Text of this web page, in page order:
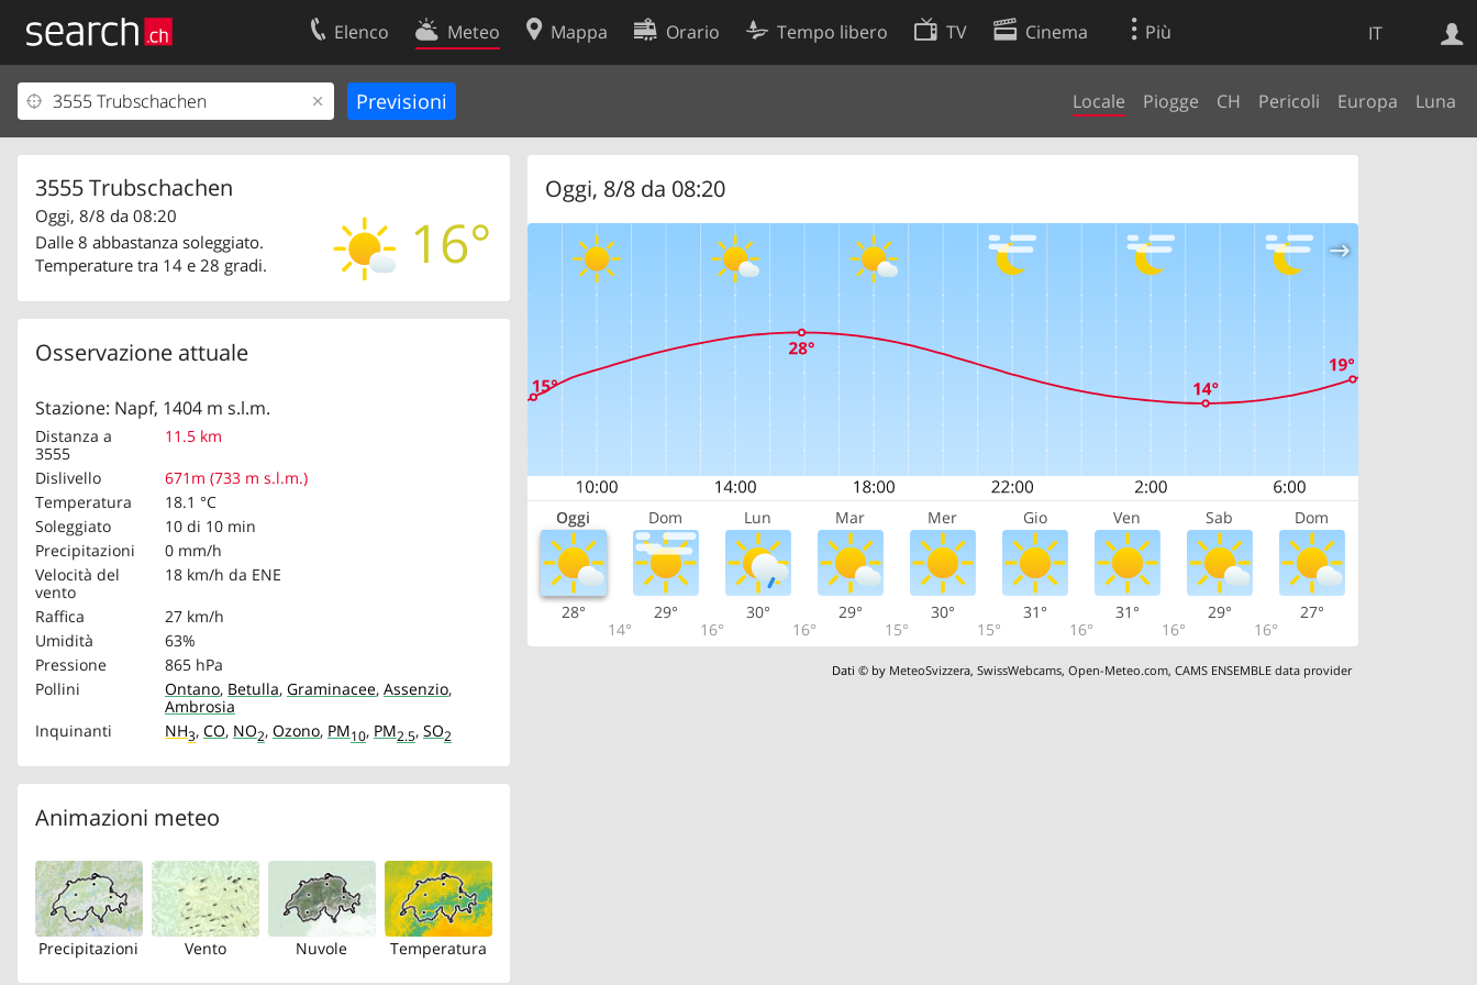
IT
Elenco Meteo Mappa Orario Tempo libero TV Cinema Più
Locale Piogge CH Pericoli Europa Luna
3555 Trubschachen
16°
Oggi, 8/8 da 08:20
Dalle 8 abbastanza soleggiato.
Temperature tra 14 e 28 gradi.
Osservazione attuale
Stazione: Napf, 1404 m s.l.m.
Distanza a
3555
11.5 km
Dislivello
671m (733 m s.l.m.)
Temperatura
18.1 °C
Soleggiato
10 di 10 min
Precipitazioni
0 mm/h
Velocità del
vento
18 km/h da ENE
Raffica
27 km/h
Umidità
63%
Pressione
865 hPa
Pollini
Ontano, Betulla, Graminacee, Assenzio,
Ambrosia
Inquinanti
NH3, CO, NO2, Ozono, PM10, PM2.5, SO2
Animazioni meteo
Precipitazioni Vento Nuvole Temperatura
Oggi, 8/8 da 08:20
Oggi Dom Lun Mar Mer Gio Ven Sab Dom
28°
14°
29°
16°
30°
16°
29°
15°
30°
15°
31°
16°
31°
16°
29°
16°
27°
Dati © by MeteoSvizzera,SwissWebcams,Open-Meteo.com,CAMS ENSEMBLE data provider
Ricerca Web
Il vostro profolio
Area clienti
Informazioni Legali
Contatti
Condizioni d’uso
Preferenze cookie